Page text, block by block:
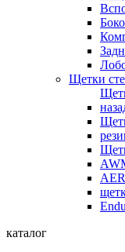
Щетки
каталог